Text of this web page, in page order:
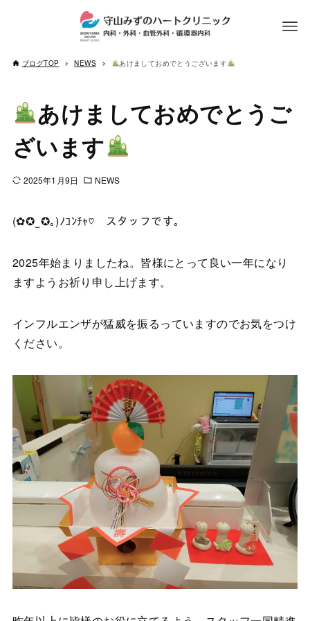
ブログTOP NEWS あけましておめでとうございます
あけましておめでとうご
ざいます
2025年1月9日 NEWS
(✿✪‿✪｡)ﾉｺﾝﾁｬ♡ スタッフです。
2025年始まりましたね。皆様にとって良い一年になり
ますようお祈り申し上げます。
インフルエンザが猛威を振るっていますのでお気をつけ
ください。